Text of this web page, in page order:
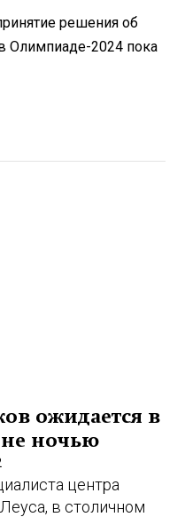
решения об
Олимпиаде-2024 пока
ожидается в
ночью
центра
в столичном